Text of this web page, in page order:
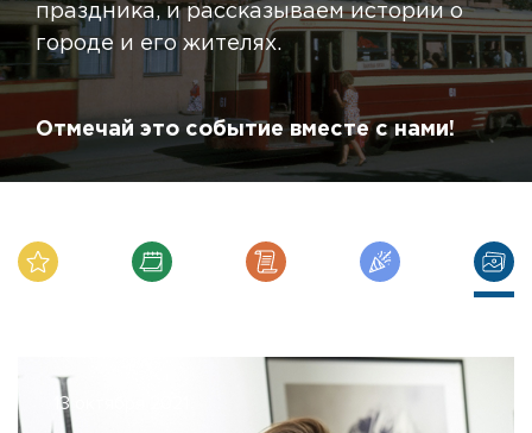
праздника, и рассказываем истории о
городе и его жителях.
Отмечай это событие вместе с нами!
13 октября 2021